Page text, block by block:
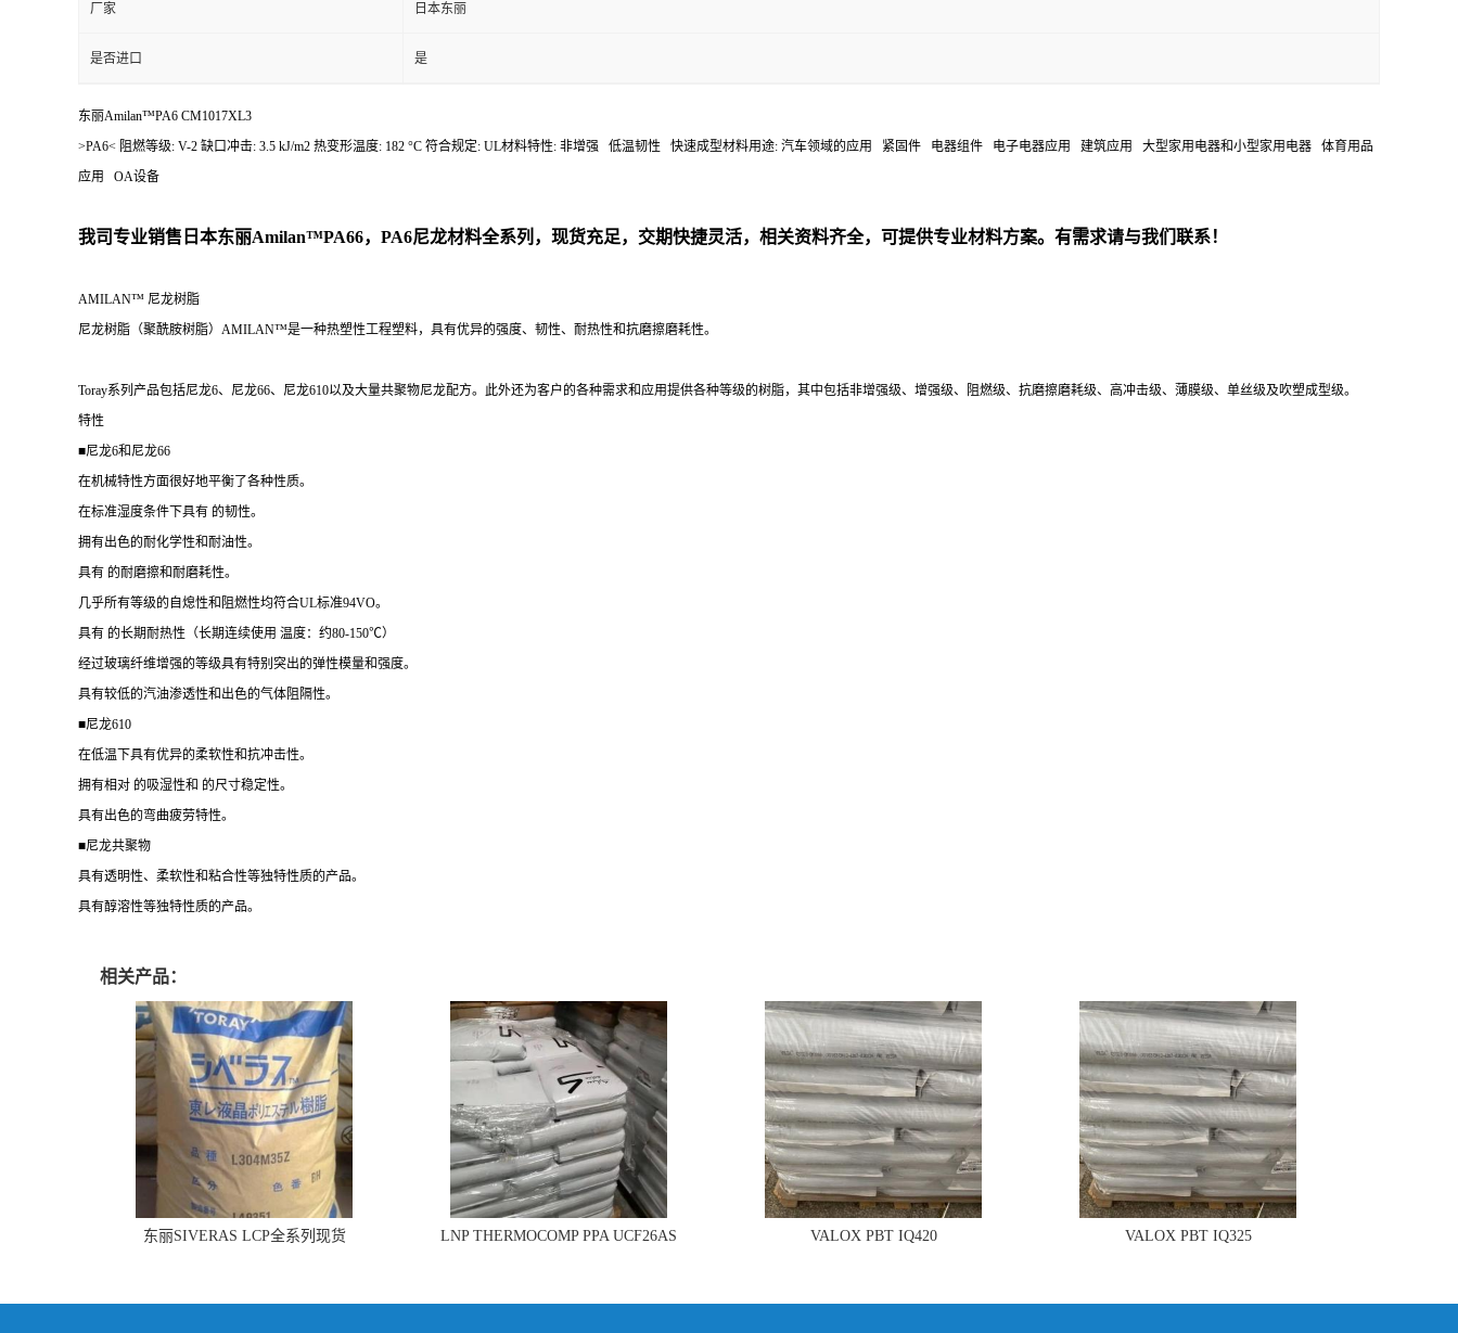
厂家 日本东丽
是否进口 是
东丽Amilan™PA6 CM1017XL3
>PA6< 阻燃等级: V-2 缺口冲击: 3.5 kJ/m2 热变形温度: 182 °C 符合规定: UL材料特性: 非增强 低温韧性 快速成型材料用途: 汽车领域的应用 紧固件 电器组件 电子电器应用 建筑应用 大型家用电器和小型家用电器 体育用品
应用 OA设备
我司专业销售日本东丽Amilan™PA66，PA6尼龙材料全系列，现货充足，交期快捷灵活，相关资料齐全，可提供专业材料方案。有需求请与我们联系！
AMILAN™ 尼龙树脂
尼龙树脂（聚酰胺树脂）AMILAN™是一种热塑性工程塑料，具有优异的强度、韧性、耐热性和抗磨擦磨耗性。
Toray系列产品包括尼龙6、尼龙66、尼龙610以及大量共聚物尼龙配方。此外还为客户的各种需求和应用提供各种等级的树脂，其中包括非增强级、增强级、阻燃级、抗磨擦磨耗级、高冲击级、薄膜级、单丝级及吹塑成型级。
特性
■尼龙6和尼龙66
在机械特性方面很好地平衡了各种性质。
在标准湿度条件下具有 的韧性。
拥有出色的耐化学性和耐油性。
具有 的耐磨擦和耐磨耗性。
几乎所有等级的自熄性和阻燃性均符合UL标准94VO。
具有 的长期耐热性（长期连续使用 温度：约80-150℃）
经过玻璃纤维增强的等级具有特别突出的弹性模量和强度。
具有较低的汽油渗透性和出色的气体阻隔性。
■尼龙610
在低温下具有优异的柔软性和抗冲击性。
拥有相对 的吸湿性和 的尺寸稳定性。
具有出色的弯曲疲劳特性。
■尼龙共聚物
具有透明性、柔软性和粘合性等独特性质的产品。
具有醇溶性等独特性质的产品。
相关产品：
东丽SIVERAS LCP全系列现货 LNP THERMOCOMP PPA UCF26AS VALOX PBT IQ420 VALOX PBT IQ325